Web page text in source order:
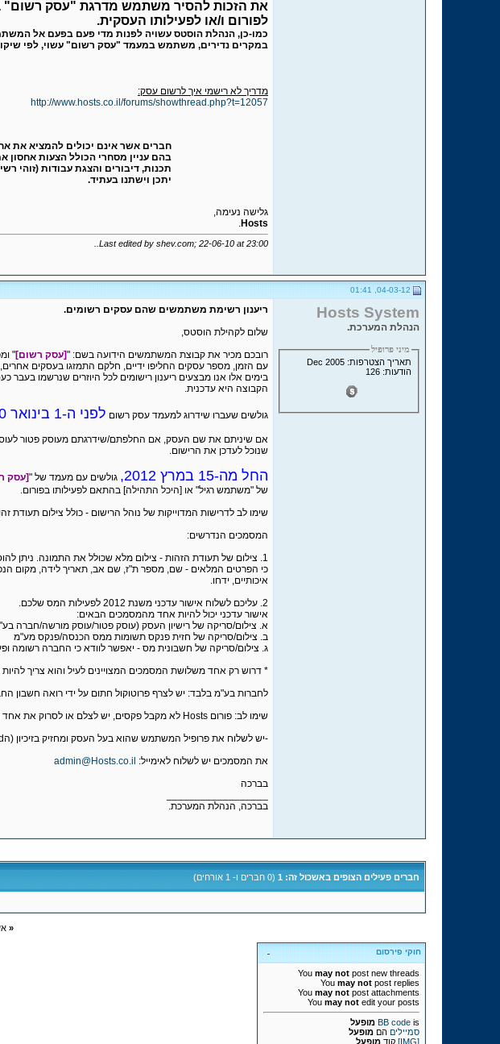
את הזכות להסיר משתמש מדרגת "עסק רשום"
לפורום ו/או לפעילותו העסקית.
כמו-כן, הנהלת הוסטס עשויה לפנות מדי פעם בפעם אל
במקרים נדירים, משתמש במעמד "עסק רשום" עשוי, לפי
מדריך לא רישמי איך לרשום עסק:
http://www.hosts.co.il/forums/showthread.php?t=12057
חברים אשר אינם יכולים להמציא את
בהם עניין מסחרי הכולל הצעות
תכנות, דיבורים והצגת עבודות (זוהי
יתכן וישתנו בעתיד.
גלישה נעימה,
Hosts
.
Last edited by shev.com; 22-06-10 at23:00
Hosts System
הנהלת המערכת.
מיני פרופיל
תאריך הצטרפות: Dec 2005
הודעות: 126
ריענון רשימת משתמשים שהם עסקים רשומים.
שלום לקהילת הוסטס,
רובכם מכיר את קבוצת המשתמשים הידועה בשם: "[עסק רשום]"
עם הזמן, מספר עסקים החליפו ידיים, חלקם התמזגו בעסקים
בימים אלו אנו מבצעים ריענון רישומים לכל היוזרים שנרשמו בעבר
הקבוצה היא עדכנית.
גולשים שעברו שידרוג למעמד עסק רשום לפני ה-1 בינואר 2010
אם שיניתם את שם העסק, אם החלפתם/שידרגתם מעוסק פטור
שנוכל לעדכן את הרישום.
החל מה-15 במרץ 2012, גולשים עם מעמד של "[עסק
של "משתמש רגיל" או [היכל התהילה] בהתאם לפעילותו בפורום.
שימו לב לדרישות המדוייקות של נוהל הרישום - כולל צילום תעודת
המסמכים הנדרשים:
1. צילום של תעודת הזהות - צילום מלא שכולל את התמונה. ניתן להוסיף כיתוב אלכסוני כאמצעי נגד זיוף לתעודה, אך יש לוודא
כי הפרטים המלאים - שם, מספר ת"ז, שם אב, תאריך לידה, מקום הנפקה
איכותיים, ידחו.
2. עליכם לשלוח אישור עדכני משנת 2012 לפעילות המס שלכם.
אישור עדכני יכול להיות אחד מהמסמכים הבאים:
א. צילום/סריקה של רישיון העסק (עוסק פטור/עוסק מורשה/חברה
ב. צילום/סריקה של חזית פנקס תשומות ממס הכנסה/פנקס מע"מ
ג. צילום/סריקה של חשבונית מס - יאפשר לוודא כי החברה רשומה
* דרוש רק אחד משלושת המסמכים המצויינים לעיל והוא צריך להיות
לחברות בע"מ בלבד: יש לצרף פרוטוקול חתום על ידי רואה חשבון
שימו לב: פורום Hosts לא מקבל פקסים, יש לצלם או לסרוק את אחד מהמסמכים הנדרשים.
-יש לשלוח את פרופיל המשתמש שהוא בעל העסק ומחזיק בזיכיון (הId של המשתמש) ושם העסק.
את המסמכים יש לשלוח לאימייל: admin@Hosts.co.il
בברכה
בברכה, הנהלת המערכת.
חברים פעילים הצופים באשכול זה: 1 (0 חברים ו- 1 אורחים)
«
חוקי פירסום
You may not post new threads
You may not post replies
You may not post attachments
You may not edit your posts
BB code is
מופעל
סמיילים הם מופעל
[IMG]
קוד מופעל